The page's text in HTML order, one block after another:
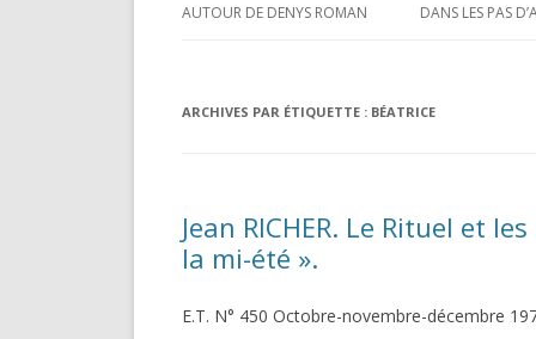
TEXTES ET
AUTOUR DE DENYS ROMAN
OPÉRATIVITÉ ET MAÇONNERIE
SPÉCULATIVE ( I )
DANS LES PAS
MARCEL MAUGY
UNE
ARCHIVES PAR ÉTIQUETTE : BÉATRICE
Jean RICHER. Le Rituel et
la mi-été ».
E.T. N° 450 Octobre-novembre-décembre